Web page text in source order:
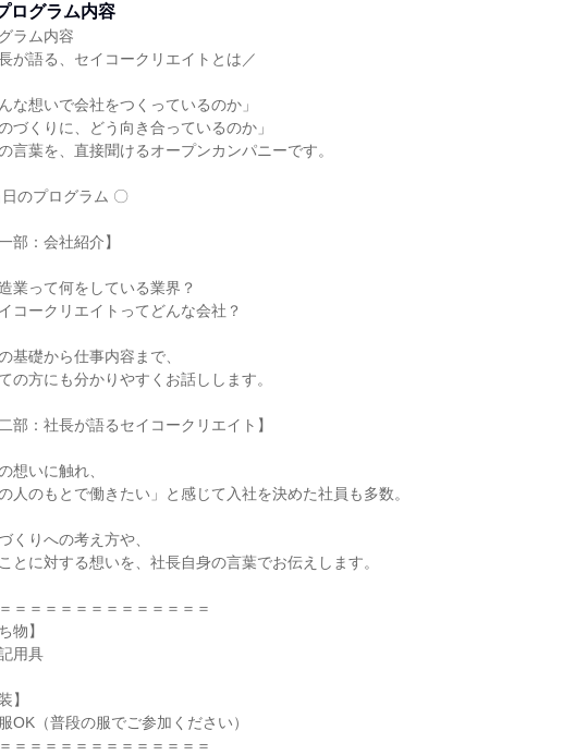
ログラム内容
ラム内容
が語る、セイコークリエイトとは／
んな想いで会社をつくっているのか」
のづくりに、どう向き合っているのか」
言葉を、直接聞けるオープンカンパニーです。
のプログラム 〇
部：会社紹介】
業って何をしている業界？
イコークリエイトってどんな会社？
基礎から仕事内容まで、
の方にも分かりやすくお話しします。
二部：社長が語るセイコークリエイト】
想いに触れ、
の人のもとで働きたい」と感じて入社を決めた社員も多数。
くりへの考え方や、
とに対する想いを、社長自身の言葉でお伝えします。
＝＝＝＝＝＝＝＝＝＝＝＝＝
物】
用具
】
OK（普段の服でご参加ください）
＝＝＝＝＝＝＝＝＝＝＝＝＝